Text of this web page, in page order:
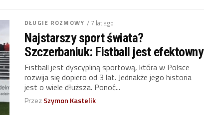
DŁUGIE ROZMOWY / 7 lat ago
Najstarszy sport świata?
Szczerbaniuk: Fistball jest efektowny
Fistball jest dyscypliną sportową, która w Polsce
rozwija się dopiero od 3 lat. Jednakże jego historia
jest o wiele dłuższa. Ponoć...
PrzezSzymon Kastelik